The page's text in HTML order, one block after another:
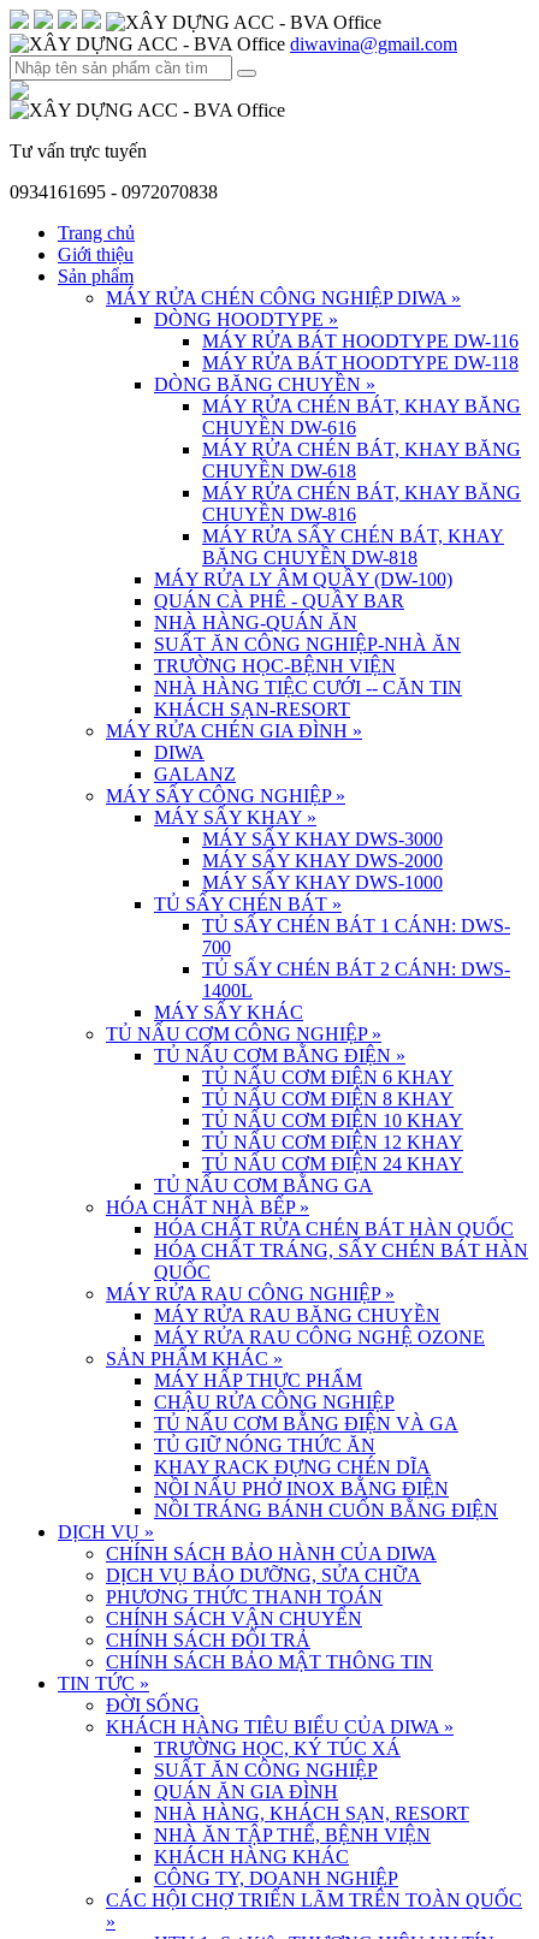
diwavina@gmail.com
Tư vấn trực tuyến
0934161695 - 0972070838
Trang chủ
Giới thiệu
Sản phẩm
MÁY RỬA CHÉN CÔNG NGHIỆP DIWA »
DÒNG HOODTYPE »
MÁY RỬA BÁT HOODTYPE DW-116
MÁY RỬA BÁT HOODTYPE DW-118
DÒNG BĂNG CHUYỀN »
MÁY RỬA CHÉN BÁT, KHAY BĂNG
CHUYỀN DW-616
MÁY RỬA CHÉN BÁT, KHAY BĂNG
CHUYỀN DW-618
MÁY RỬA CHÉN BÁT, KHAY BĂNG
CHUYỀN DW-816
MÁY RỬA SẤY CHÉN BÁT, KHAY
BĂNG CHUYỀN DW-818
MÁY RỬA LY ÂM QUẦY (DW-100)
QUÁN CÀ PHÊ - QUẦY BAR
NHÀ HÀNG-QUÁN ĂN
SUẤT ĂN CÔNG NGHIỆP-NHÀ ĂN
TRƯỜNG HỌC-BỆNH VIỆN
NHÀ HÀNG TIỆC CƯỚI -- CĂN TIN
KHÁCH SẠN-RESORT
MÁY RỬA CHÉN GIA ĐÌNH »
DIWA
GALANZ
MÁY SẤY CÔNG NGHIỆP »
MÁY SẤY KHAY »
MÁY SẤY KHAY DWS-3000
MÁY SẤY KHAY DWS-2000
MÁY SẤY KHAY DWS-1000
TỦ SẤY CHÉN BÁT »
TỦ SẤY CHÉN BÁT 1 CÁNH: DWS-
700
TỦ SẤY CHÉN BÁT 2 CÁNH: DWS-
1400L
MÁY SẤY KHÁC
TỦ NẤU CƠM CÔNG NGHIỆP »
TỦ NẤU CƠM BẰNG ĐIỆN »
TỦ NẤU CƠM ĐIỆN 6 KHAY
TỦ NẤU CƠM ĐIỆN 8 KHAY
TỦ NẤU CƠM ĐIỆN 10 KHAY
TỦ NẤU CƠM ĐIỆN 12 KHAY
TỦ NẤU CƠM ĐIỆN 24 KHAY
TỦ NẤU CƠM BẰNG GA
HÓA CHẤT NHÀ BẾP »
HÓA CHẤT RỬA CHÉN BÁT HÀN QUỐC
HÓA CHẤT TRÁNG, SẤY CHÉN BÁT HÀN
QUỐC
MÁY RỬA RAU CÔNG NGHIỆP »
MÁY RỬA RAU BĂNG CHUYỀN
MÁY RỬA RAU CÔNG NGHỆ OZONE
SẢN PHẨM KHÁC »
MÁY HẤP THỰC PHẨM
CHẬU RỬA CÔNG NGHIỆP
TỦ NẤU CƠM BẰNG ĐIỆN VÀ GA
TỦ GIỮ NÓNG THỨC ĂN
KHAY RACK ĐỰNG CHÉN DĨA
NỒI NẤU PHỞ INOX BẰNG ĐIỆN
NỒI TRÁNG BÁNH CUỐN BẰNG ĐIỆN
DỊCH VỤ »
CHÍNH SÁCH BẢO HÀNH CỦA DIWA
DỊCH VỤ BẢO DƯỠNG, SỬA CHỮA
PHƯƠNG THỨC THANH TOÁN
CHÍNH SÁCH VẬN CHUYỂN
CHÍNH SÁCH ĐỔI TRẢ
CHÍNH SÁCH BẢO MẬT THÔNG TIN
TIN TỨC »
ĐỜI SỐNG
KHÁCH HÀNG TIÊU BIỂU CỦA DIWA »
TRƯỜNG HỌC, KÝ TÚC XÁ
SUẤT ĂN CÔNG NGHIỆP
QUÁN ĂN GIA ĐÌNH
NHÀ HÀNG, KHÁCH SẠN, RESORT
NHÀ ĂN TẬP THỂ, BỆNH VIỆN
KHÁCH HÀNG KHÁC
CÔNG TY, DOANH NGHIỆP
CÁC HỘI CHỢ TRIỂN LÃM TRÊN TOÀN QUỐC
»